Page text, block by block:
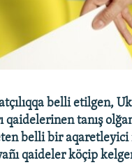
belli etilgen,
qaidelerinen tanış
belli bir
qaideler köçip